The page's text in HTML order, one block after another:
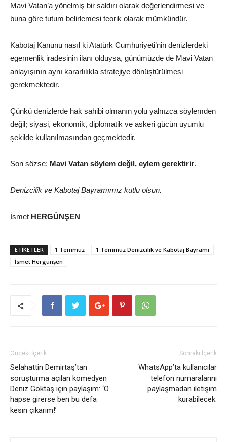
Mavi Vatan’a yönelmiş bir saldırı olarak değerlendirmesi ve
buna göre tutum belirlemesi teorik olarak mümkündür.
Kabotaj Kanunu nasıl ki Atatürk Cumhuriyeti’nin denizlerdeki
egemenlik iradesinin ilanı olduysa, günümüzde de Mavi Vatan
anlayışının aynı kararlılıkla stratejiye dönüştürülmesi
gerekmektedir.
Çünkü denizlerde hak sahibi olmanın yolu yalnızca söylemden
değil; siyasi, ekonomik, diplomatik ve askeri gücün uyumlu
şekilde kullanılmasından geçmektedir.
Son sözse; Mavi Vatan söylem değil, eylem gerektirir.
Denizcilik ve Kabotaj Bayramımız kutlu olsun.
İsmet HERGÜNŞEN
ETİKETLER 1 Temmuz
1 Temmuz Denizcilik ve Kabotaj Bayramı
İsmet Hergünşen
Önceki İçerik
Selahattin Demirtaş’tan
soruşturma açılan komedyen
Deniz Göktaş için paylaşım: ‘O
hapse girerse ben bu defa
kesin çıkarım!’
Sonraki İçerik
WhatsApp’ta kullanıcılar
telefon numaralarını
paylaşmadan iletişim
kurabilecek.